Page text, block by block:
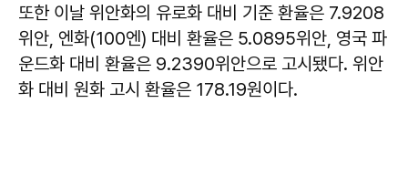
또한 이날 위안화의 유로화 대비 기준 환율은 7.9208
위안, 엔화(100엔) 대비 환율은 5.0895위안, 영국 파
운드화 대비 환율은 9.2390위안으로 고시됐다. 위안
화 대비 원화 고시 환율은 178.19원이다.